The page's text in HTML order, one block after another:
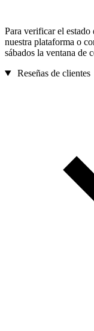
Para verificar el estado
nuestra plataforma o
sábados la ventana de
Reseñas de clientes